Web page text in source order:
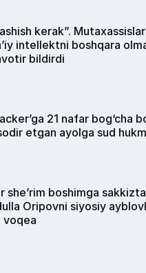
kerak”. Mutaxassislar
intellektni boshqara
bildirdi
21 nafar bog‘cha
etgan ayolga sud
she’rim boshimga
Oripovni siyosiy
voqea